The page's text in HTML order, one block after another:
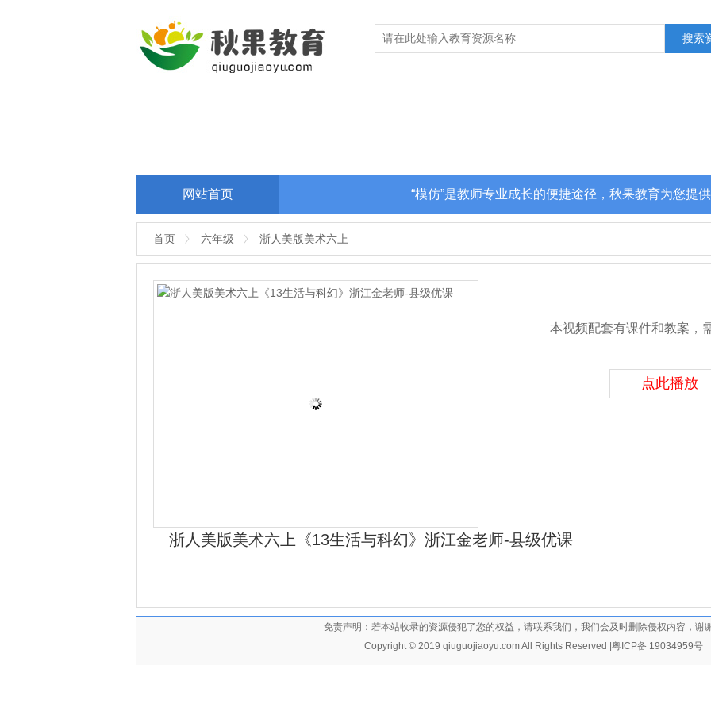
网站首页 “模仿”是教师专业成长的便捷途径，秋果教育为您提
首页 六年级 浙人美版美术六上
浙人美版美术六上《13生活与科幻》浙江金老师-县级优课
本视频配套有课件和教案，
点此播放
免责声明：若本站收录的资源侵犯了您的权益，请联系我们，我们会及时删除侵权内容，谢
Copyright © 2019 qiuguojiaoyu.com All Rights Reserved | 粤ICP备 19034959号